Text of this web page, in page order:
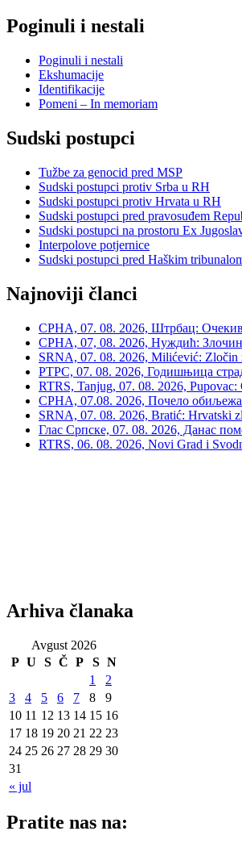
Poginuli i nestali
Poginuli i nestali
Ekshumacije
Identifikacije
Pomeni – In memoriam
Sudski postupci
Tužbe za genocid pred MSP
Sudski postupci protiv Srba u RH
Sudski postupci protiv Hrvata u RH
Sudski postupci pred pravosuđem
Sudski postupci na prostoru Ex
Interpolove potjernice
Sudski postupci pred Haškim
Najnoviji članci
СРНА, 07. 08. 2026, Штрбац:
СРНА, 07, 08. 2026, Нуждић: Злочин
SRNA, 07. 08. 2026, Milićević: Zločin
РТРС, 07. 08. 2026, Годишњица
RTRS, Tanjug, 07. 08. 2026,
СРНА, 07.08. 2026, Почело
SRNA, 07. 08. 2026, Bratić: Hrvatski
Глас Српске, 07. 08. 2026, Данас
RTRS, 06. 08. 2026, Novi Grad i
Arhiva članaka
Avgust 2026
P U S Č P S N
« jul
1
2
3
4 5 6 7 8
9
10 11 12 13 14 15 16
17 18 19 20 21 22 23
24 25 26 27 28 29 30
31
Pratite nas na: